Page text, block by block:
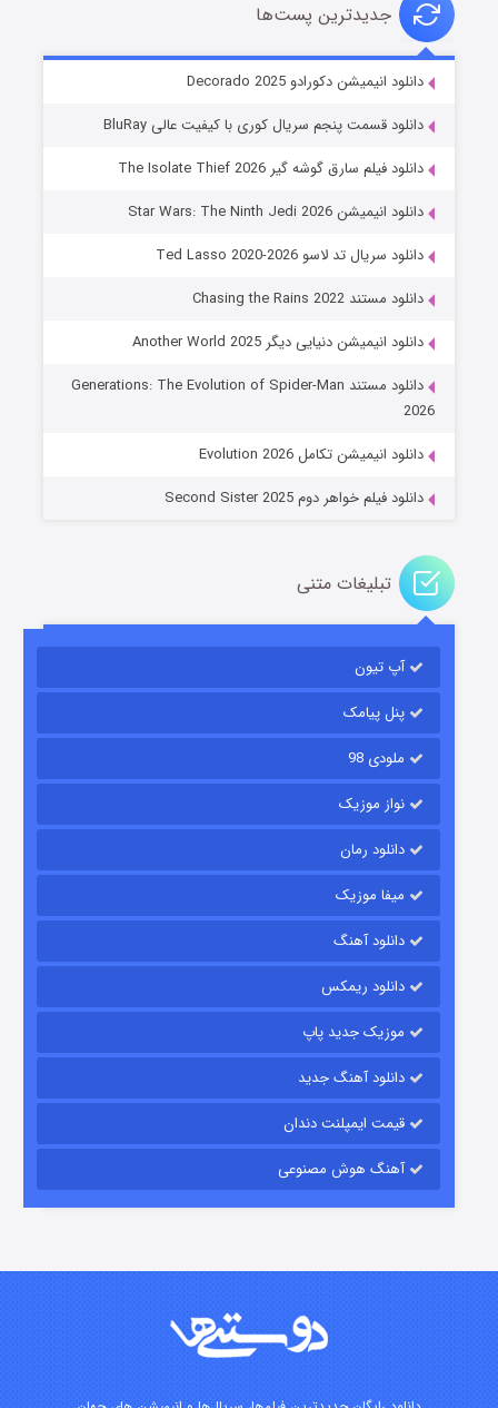
خاندان اژدها فصل ۳
جادوگری در مغولستان
قسمت۱۴ (زیرنویس) منتشر شد
باب اسفنجی فصل ۱۷
قسمت۶ (زیرنویس) منتشر شد
قسمت۱۵ (دوبله) منتشر شد
جدیدترین پست‌ها
دانلود انیمیشن دکورادو Decorado 2025
دانلود قسمت پنجم سریال کوری با کیفیت عالی BluRay
دانلود فیلم سارق گوشه گیر The Isolate Thief 2026
دانلود انیمیشن Star Wars: The Ninth Jedi 2026
دانلود سریال تد لاسو Ted Lasso 2020-2026
دانلود مستند Chasing the Rains 2022
دانلود انیمیشن دنیایی دیگر Another World 2025
دانلود مستند Generations: The Evolution of Spider-Man
2026
دانلود انیمیشن تکامل Evolution 2026
دانلود فیلم خواهر دوم Second Sister 2025
تبلیغات متنی
آپ تیون
پنل پیامک
ملودی 98
نواز موزیک
دانلود رمان
میفا موزیک
دانلود آهنگ
دانلود ریمکس
موزیک جدید پاپ
دانلود آهنگ جدید
قیمت ایمپلنت دندان
آهنگ هوش مصنوعی